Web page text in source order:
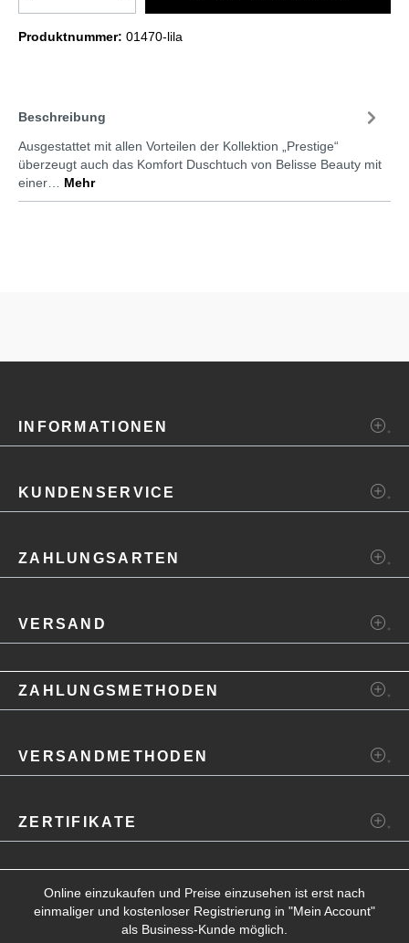
Produktnummer: 01470-lila
Beschreibung
Ausgestattet mit allen Vorteilen der Kollektion „Prestige“
überzeugt auch das Komfort Duschtuch von Belisse Beauty mit
einer… Mehr
INFORMATIONEN
KUNDENSERVICE
ZAHLUNGSARTEN
VERSAND
ZAHLUNGSMETHODEN
VERSANDMETHODEN
ZERTIFIKATE
Online einzukaufen und Preise einzusehen ist erst nach
einmaliger und kostenloser Registrierung in "Mein Account"
als Business-Kunde möglich.